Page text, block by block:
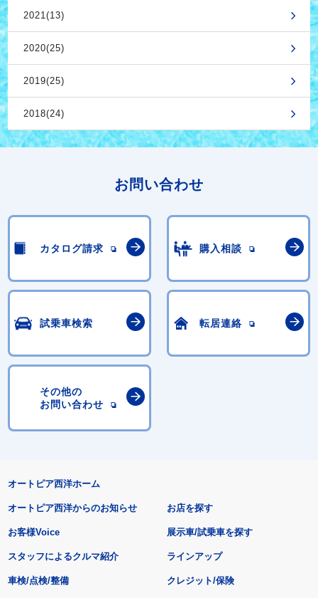
2021(13)
2020(25)
2019(25)
2018(24)
お問い合わせ
カタログ請求 購入相談
試乗車検索 転居連絡
その他の
お問い合わせ
オートピア西洋ホーム
オートピア西洋からのお知らせ
お客様Voice
スタッフによるクルマ紹介
お店を探す
展示車/試乗車を探す
ラインアップ
車検/点検/整備 クレジット/保険